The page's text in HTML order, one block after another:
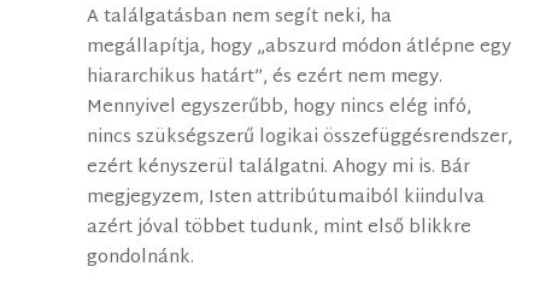
A találgatásban nem segít neki, ha
megállapítja, hogy „abszurd módon átlépne egy
hiararchikus határt”, és ezért nem megy.
Mennyivel egyszerűbb, hogy nincs elég infó,
nincs szükségszerű logikai összefüggésrendszer,
ezért kényszerül találgatni. Ahogy mi is. Bár
megjegyzem, Isten attribútumaiból kiindulva
azért jóval többet tudunk, mint első blikkre
gondolnánk.